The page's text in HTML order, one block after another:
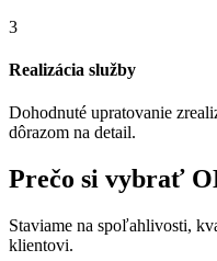
3
Realizácia služby
Dohodnuté upratovanie
dôrazom na detail.
Prečo si vybrať
Staviame na spoľahlivosti,
klientovi.